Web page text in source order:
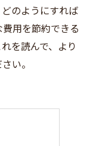
のようにすれば
用を節約できる
を読んで、より
い。